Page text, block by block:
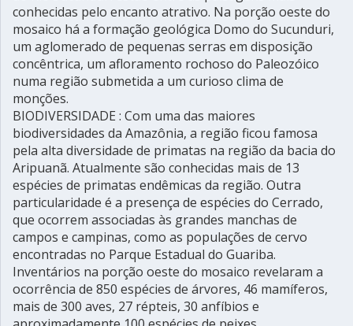
conhecidas pelo encanto atrativo. Na porção oeste do
mosaico há a formação geológica Domo do Sucunduri,
um aglomerado de pequenas serras em disposição
concêntrica, um afloramento rochoso do Paleozóico
numa região submetida a um curioso clima de
monções.
BIODIVERSIDADE : Com uma das maiores
biodiversidades da Amazônia, a região ficou famosa
pela alta diversidade de primatas na região da bacia do
Aripuanã. Atualmente são conhecidas mais de 13
espécies de primatas endêmicas da região. Outra
particularidade é a presença de espécies do Cerrado,
que ocorrem associadas às grandes manchas de
campos e campinas, como as populações de cervo
encontradas no Parque Estadual do Guariba.
Inventários na porção oeste do mosaico revelaram a
ocorrência de 850 espécies de árvores, 46 mamíferos,
mais de 300 aves, 27 répteis, 30 anfíbios e